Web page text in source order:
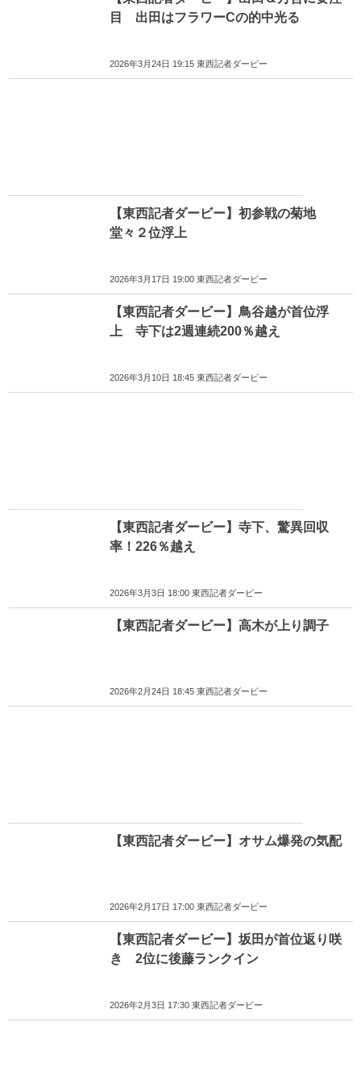
目 出田はフラワーCの的中光る
2026年3月24日 19:15 東西記者ダービー
【東西記者ダービー】初参戦の菊地
堂々２位浮上
2026年3月17日 19:00 東西記者ダービー
【東西記者ダービー】鳥谷越が首位浮
上 寺下は2週連続200％越え
2026年3月10日 18:45 東西記者ダービー
【東西記者ダービー】寺下、驚異回収
率！226％越え
2026年3月3日 18:00 東西記者ダービー
【東西記者ダービー】高木が上り調子
2026年2月24日 18:45 東西記者ダービー
【東西記者ダービー】オサム爆発の気配
2026年2月17日 17:00 東西記者ダービー
【東西記者ダービー】坂田が首位返り咲
き 2位に後藤ランクイン
2026年2月3日 17:30 東西記者ダービー